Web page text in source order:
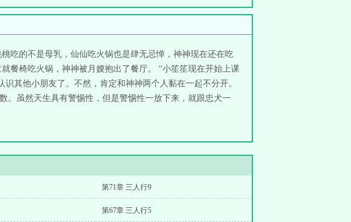
吃的不是母乳，仙仙吃火锅也是肆无忌惮，神神现在还在吃
餐椅吃火锅，神神被月嫂抱出了餐厅。 “小笙笙现在开始上课
其他小朋友了。不然，肯定和神神两个人黏在一起不分开。
。虽然天生具有警惕性，但是警惕性一放下来，就跟忠犬一
第71章 三人行9
第67章 三人行5